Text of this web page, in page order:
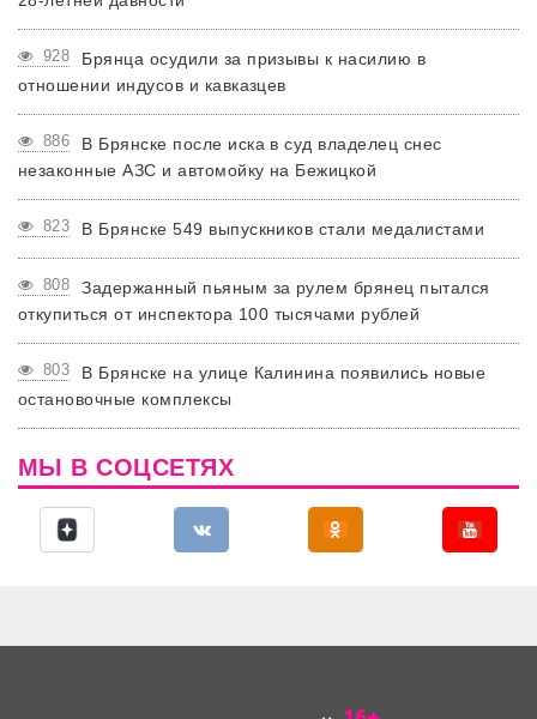
928
Брянца осудили за призывы к насилию в
отношении индусов и кавказцев
886
В Брянске после иска в суд владелец снес
незаконные АЗС и автомойку на Бежицкой
823 В Брянске 549 выпускников стали медалистами
808
Задержанный пьяным за рулем брянец пытался
откупиться от инспектора 100 тысячами рублей
803
В Брянске на улице Калинина появились новые
остановочные комплексы
МЫ В СОЦСЕТЯХ